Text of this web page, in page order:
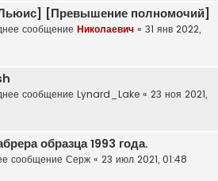
[Превышение полномочий]
сообщение Николаевич « 31 янв 2022,
сообщение Lynard_Lake « 23 ноя 2021,
образца 1993 года.
сообщение Серж « 23 июл 2021, 01:48